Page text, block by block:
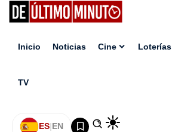
Inicio Noticias Cine Loterías
TV
ES|EN